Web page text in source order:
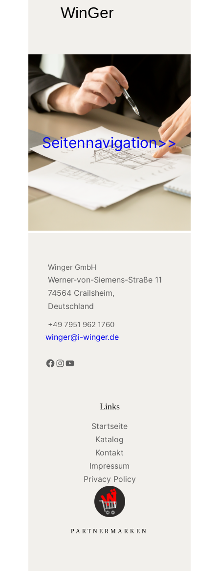
WinGer
Seitennavigation>>
Winger GmbH
Werner-von-Siemens-Straße 11
74564 Crailsheim,
Deutschland
+49 7951 962 1760
winger@i-winger.de
Facebook Instagram YouTube
Links
Startseite
Katalog
Kontakt
Impressum
Privacy Policy
PARTNERMARKEN